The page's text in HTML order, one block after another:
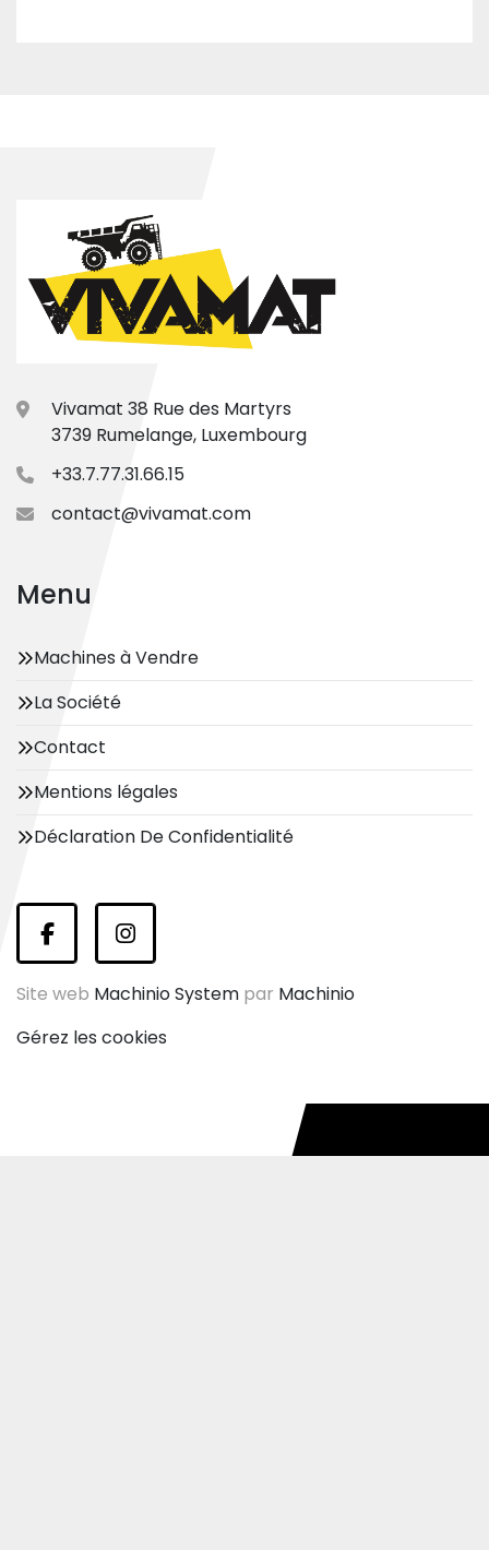
Vivamat 38 Rue des Martyrs
3739 Rumelange, Luxembourg
+33.7.77.31.66.15
contact@vivamat.com
Menu
Machines à Vendre
La Société
Contact
Mentions légales
Déclaration De Confidentialité
facebookinstagram
Site web Machinio System par Machinio
Gérez les cookies